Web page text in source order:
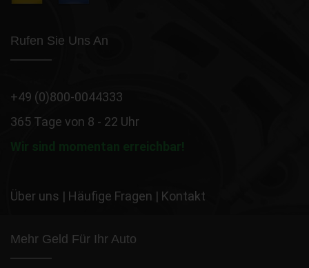
Rufen Sie Uns An
+49 (0)800-0044333
365 Tage von 8 - 22 Uhr
Wir sind momentan erreichbar!
Über uns | Häufige Fragen | Kontakt
Mehr Geld Für Ihr Auto